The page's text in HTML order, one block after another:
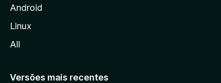
i
a
Android
Linux
All
Versões mais recentes